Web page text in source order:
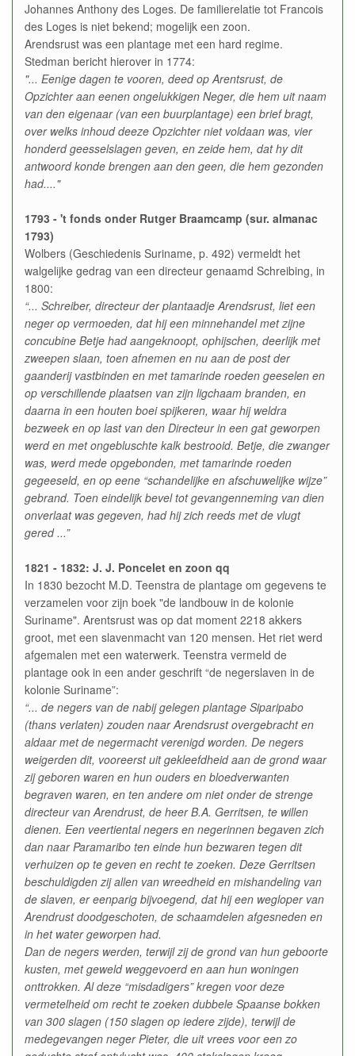
Johannes Anthony des Loges. De familierelatie tot Francois
des Loges is niet bekend; mogelijk een zoon.
Arendsrust was een plantage met een hard regime.
Stedman bericht hierover in 1774:
"... Eenige dagen te vooren, deed op Arentsrust, de
Opzichter aan eenen ongelukkigen Neger, die hem uit naam
van den eigenaar (van een buurplantage) een brief bragt,
over welks inhoud deeze Opzichter niet voldaan was, vier
honderd geesselslagen geven, en zeide hem, dat hy dit
antwoord konde brengen aan den geen, die hem gezonden
had...."
1793 - 't fonds onder Rutger Braamcamp (sur. almanac
1793)
Wolbers (Geschiedenis Suriname, p. 492) vermeldt het
walgelijke gedrag van een directeur genaamd Schreibing, in
1800:
“... Schreiber, directeur der plantaadje Arendsrust, liet een
neger op vermoeden, dat hij een minnehandel met zijne
concubine Betje had aangeknoopt, ophijschen, deerlijk met
zweepen slaan, toen afnemen en nu aan de post der
gaanderij vastbinden en met tamarinde roeden geeselen en
op verschillende plaatsen van zijn ligchaam branden, en
daarna in een houten boei spijkeren, waar hij weldra
bezweek en op last van den Directeur in een gat geworpen
werd en met ongebluschte kalk bestrooid. Betje, die zwanger
was, werd mede opgebonden, met tamarinde roeden
gegeeseld, en op eene “schandelijke en afschuwelijke wijze”
gebrand. Toen eindelijk bevel tot gevangenneming van dien
onverlaat was gegeven, had hij zich reeds met de vlugt
gered ...”
1821 - 1832: J. J. Poncelet en zoon qq
In 1830 bezocht M.D. Teenstra de plantage om gegevens te
verzamelen voor zijn boek "de landbouw in de kolonie
Suriname". Arentsrust was op dat moment 2218 akkers
groot, met een slavenmacht van 120 mensen. Het riet werd
afgemalen met een waterwerk. Teenstra vermeld de
plantage ook in een ander geschrift “de negerslaven in de
kolonie Suriname”:
“... de negers van de nabij gelegen plantage Siparipabo
(thans verlaten) zouden naar Arendsrust overgebracht en
aldaar met de negermacht verenigd worden. De negers
weigerden dit, vooreerst uit gekleefdheid aan de grond waar
zij geboren waren en hun ouders en bloedverwanten
begraven waren, en ten andere om niet onder de strenge
directeur van Arendrust, de heer B.A. Gerritsen, te willen
dienen. Een veertiental negers en negerinnen begaven zich
dan naar Paramaribo ten einde hun bezwaren tegen dit
verhuizen op te geven en recht te zoeken. Deze Gerritsen
beschuldigden zij allen van wreedheid en mishandeling van
de slaven, er eenparig bijvoegend, dat hij een wegloper van
Arendrust doodgeschoten, de schaamdelen afgesneden en
in het water geworpen had.
Dan de negers werden, terwijl zij de grond van hun geboorte
kusten, met geweld weggevoerd en aan hun woningen
onttrokken. Al deze “misdadigers” kregen voor deze
vermetelheid om recht te zoeken dubbele Spaanse bokken
van 300 slagen (150 slagen op iedere zijde), terwijl de
medegevangen neger Pieter, die uit vrees voor een zo